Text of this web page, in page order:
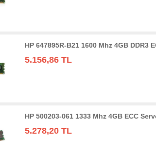
HP 647895R-B21 1600 Mhz 4GB DDR3
5.156,86 TL
HP 500203-061 1333 Mhz 4GB ECC
5.278,20 TL